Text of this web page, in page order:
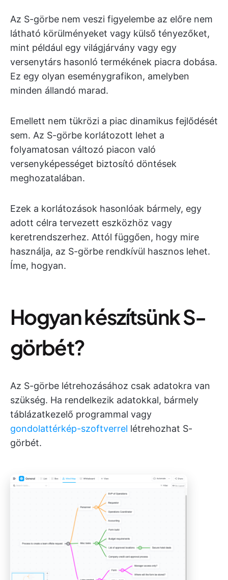
Az S-görbe nem veszi figyelembe az előre nem
látható körülményeket vagy külső tényezőket,
mint például egy világjárvány vagy egy
versenytárs hasonló termékének piacra dobása.
Ez egy olyan eseménygrafikon, amelyben
minden állandó marad.
Emellett nem tükrözi a piac dinamikus fejlődését
sem. Az S-görbe korlátozott lehet a
folyamatosan változó piacon való
versenyképességet biztosító döntések
meghozatalában.
Ezek a korlátozások hasonlóak bármely, egy
adott célra tervezett eszközhöz vagy
keretrendszerhez. Attól függően, hogy mire
használja, az S-görbe rendkívül hasznos lehet.
Íme, hogyan.
Hogyan készítsünk S-
görbét?
Az S-görbe létrehozásához csak adatokra van
szükség. Ha rendelkezik adatokkal, bármely
táblázatkezelő programmal vagy
gondolattérkép-szoftverrel létrehozhat S-
görbét.